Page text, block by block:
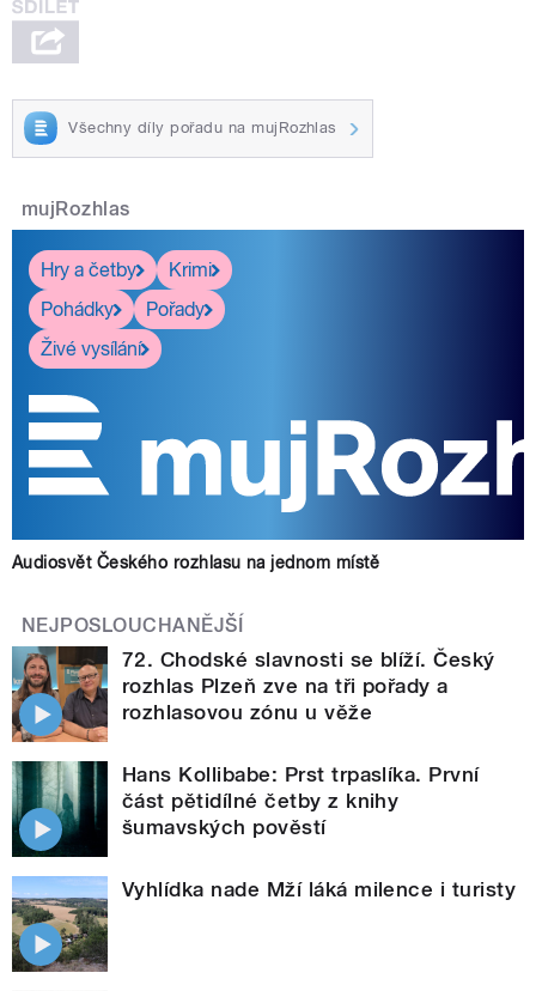
Všechny díly pořadu na mujRozhlas
mujRozhlas
Hry a četby
Krimi
Pohádky
Pořady
Živé vysílání
Audiosvět Českého rozhlasu na jednom místě
NEJPOSLOUCHANĚJŠÍ
72. Chodské slavnosti se blíží. Český
rozhlas Plzeň zve na tři pořady a
rozhlasovou zónu u věže
Hans Kollibabe: Prst trpaslíka. První
část pětidílné četby z knihy
šumavských pověstí
Vyhlídka nade Mží láká milence i turisty